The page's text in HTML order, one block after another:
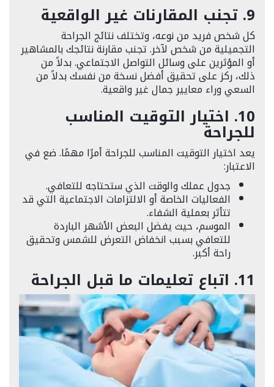
9. تجنب المقارنات غير الواقعية
كل شخص فريد من نوعه، وتختلف نتائج الجراحة
التجميلية من شخص لآخر. تجنب مقارنة نتائجك بالمشاهير
أو المؤثرين على وسائل التواصل الاجتماعي. بدلاً من
ذلك، ركز على تحقيق أفضل نسخة من نفسك بدلاً من
السعي وراء معايير جمال غير واقعية.
10. اختيار التوقيت المناسب
للجراحة
يعد اختيار التوقيت المناسب للجراحة أمرًا مهمًا. ضع في
الاعتبار:
جدول عملك والوقت الذي ستحتاجه للتعافي.
الفعاليات الخاصة أو الالتزامات الاجتماعية التي قد
تتأثر بعملية الشفاء.
الموسم، حيث يفضل البعض الأشهر الباردة
للتعافي بسبب انخفاض التعرض للشمس وتحقيق
راحة أكبر.
11. اتباع تعليمات ما قبل الجراحة